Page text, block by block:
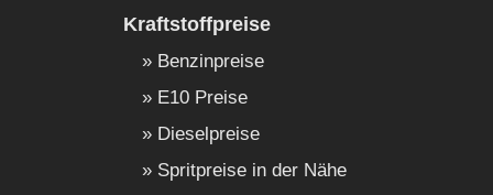
Kraftstoffpreise
Benzinpreise
E10 Preise
Dieselpreise
Spritpreise in der Nähe